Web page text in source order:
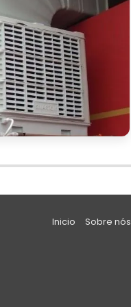
Inicio Sobre nós